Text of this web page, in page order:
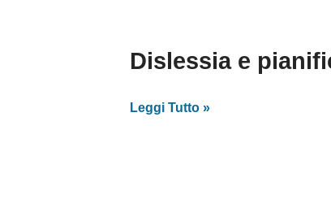
Dislessia e
Leggi Tutto »